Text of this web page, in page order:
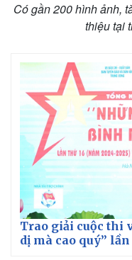
Có gần 200 hình ảnh,
thiệu tại
Trao giải cuộc thi
dị mà cao quý” lần